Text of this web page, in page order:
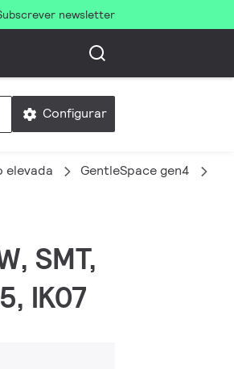
newsletter
Configurar
elevada GentleSpace gen4
SMT,
IK07